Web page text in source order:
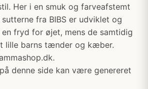
Her i en smuk og farveafstemt
sutterne fra BIBS er udviklet og
fryd for øjet, mens de samtidig
lille barns tænder og kæber.
denne side kan være genereret